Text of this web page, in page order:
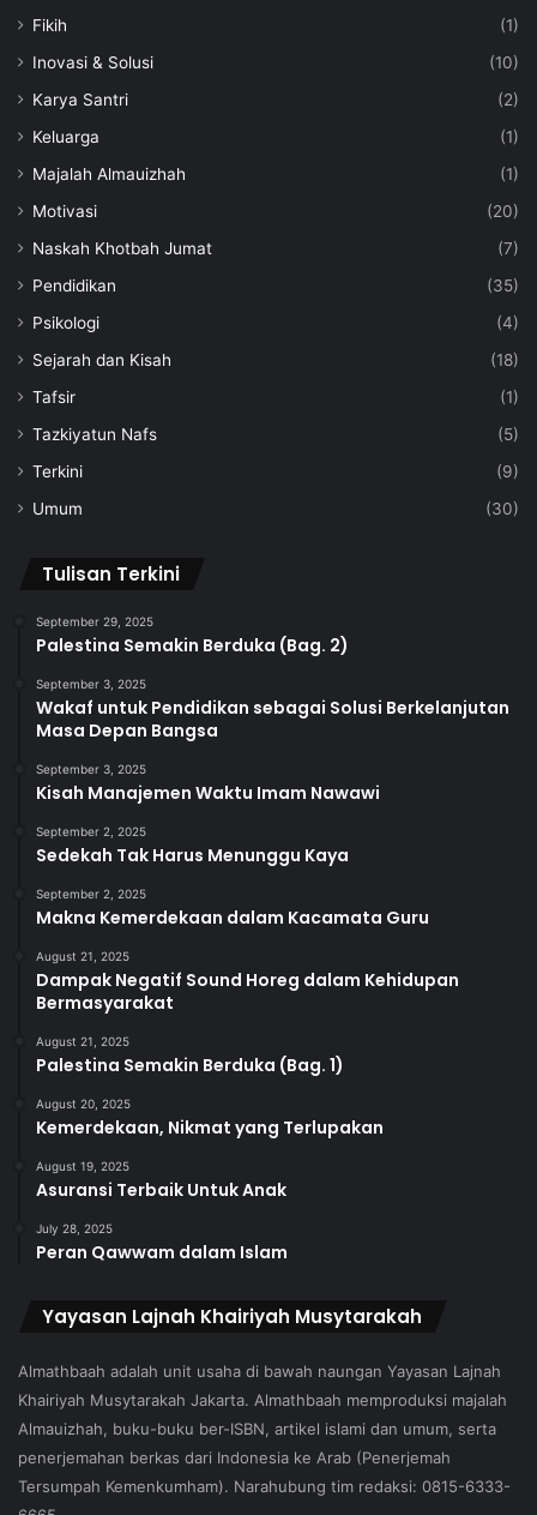
Fikih
(1)
Inovasi & Solusi
(10)
Karya Santri
(2)
Keluarga
(1)
Majalah Almauizhah
(1)
Motivasi
(20)
Naskah Khotbah Jumat
(7)
Pendidikan
(35)
Psikologi
(4)
Sejarah dan Kisah
(18)
Tafsir
(1)
Tazkiyatun Nafs
(5)
Terkini
(9)
Umum
(30)
Tulisan Terkini
September 29, 2025
Palestina Semakin Berduka (Bag. 2)
September 3, 2025
Wakaf untuk Pendidikan sebagai Solusi Berkelanjutan
Masa Depan Bangsa
September 3, 2025
Kisah Manajemen Waktu Imam Nawawi
September 2, 2025
Sedekah Tak Harus Menunggu Kaya
September 2, 2025
Makna Kemerdekaan dalam Kacamata Guru
August 21, 2025
Dampak Negatif Sound Horeg dalam Kehidupan
Bermasyarakat
August 21, 2025
Palestina Semakin Berduka (Bag. 1)
August 20, 2025
Kemerdekaan, Nikmat yang Terlupakan
August 19, 2025
Asuransi Terbaik Untuk Anak
July 28, 2025
Peran Qawwam dalam Islam
Yayasan Lajnah Khairiyah Musytarakah
Almathbaah adalah unit usaha di bawah naungan Yayasan Lajnah
Khairiyah Musytarakah Jakarta. Almathbaah memproduksi majalah
Almauizhah, buku-buku ber-ISBN, artikel islami dan umum, serta
penerjemahan berkas dari Indonesia ke Arab (Penerjemah
Tersumpah Kemenkumham). Narahubung tim redaksi: 0815-6333-